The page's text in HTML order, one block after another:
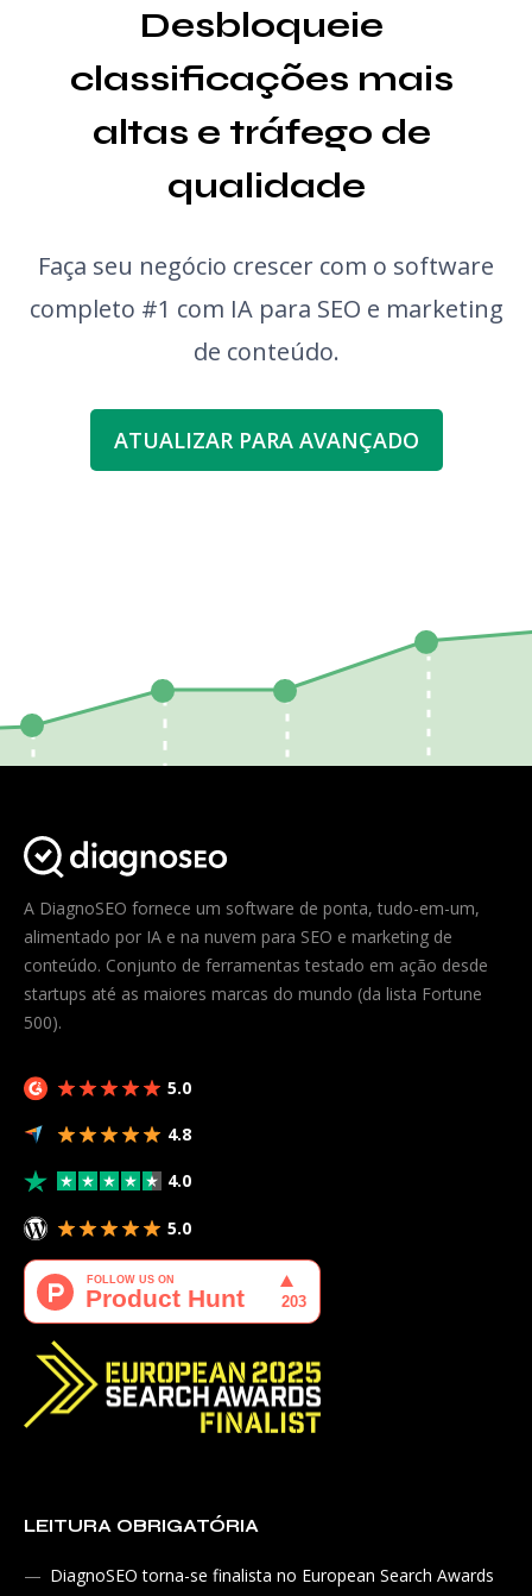
Desbloqueie
classificações mais
altas e tráfego de
qualidade
Faça seu negócio crescer com o software
completo #1 com IA para SEO e marketing
de conteúdo.
ATUALIZAR PARA AVANÇADO
A DiagnoSEO fornece um software de ponta, tudo-em-um,
alimentado por IA e na nuvem para SEO e marketing de
conteúdo. Conjunto de ferramentas testado em ação desde
startups até as maiores marcas do mundo (da lista Fortune
500).
5.0
4.8
4.0
5.0
LEITURA OBRIGATÓRIA
DiagnoSEO torna-se finalista no European Search Awards